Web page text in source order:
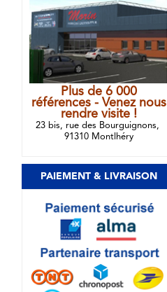
Plus de 6 000
références - Venez nous
rendre visite !
23 bis, rue des Bourguignons,
91310 Montlhéry
PAIEMENT & LIVRAISON